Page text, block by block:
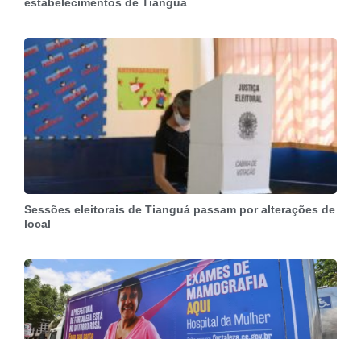
Sessões eleitorais de Tianguá passam por alterações de
local